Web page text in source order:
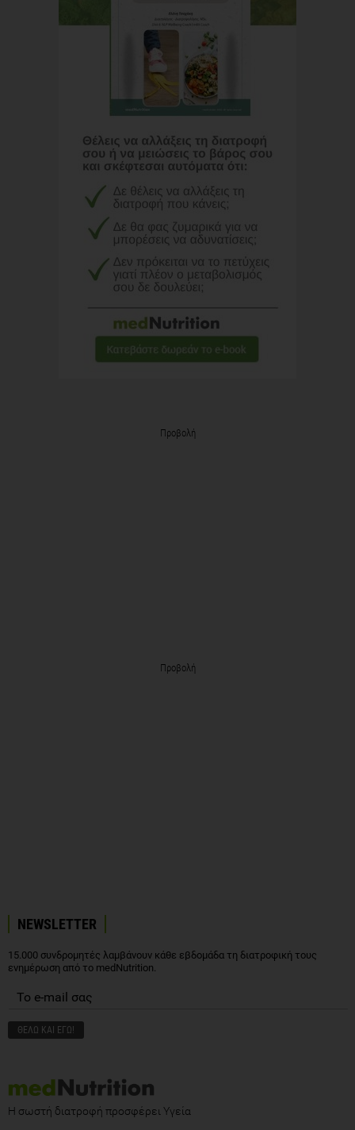
Προβολή
Προβολή
NEWSLETTER
15.000 συνδρομητές λαμβάνουν κάθε εβδομάδα τη διατροφική τους
ενημέρωση από το medNutrition.
Η σωστή διατροφή προσφέρει Υγεία